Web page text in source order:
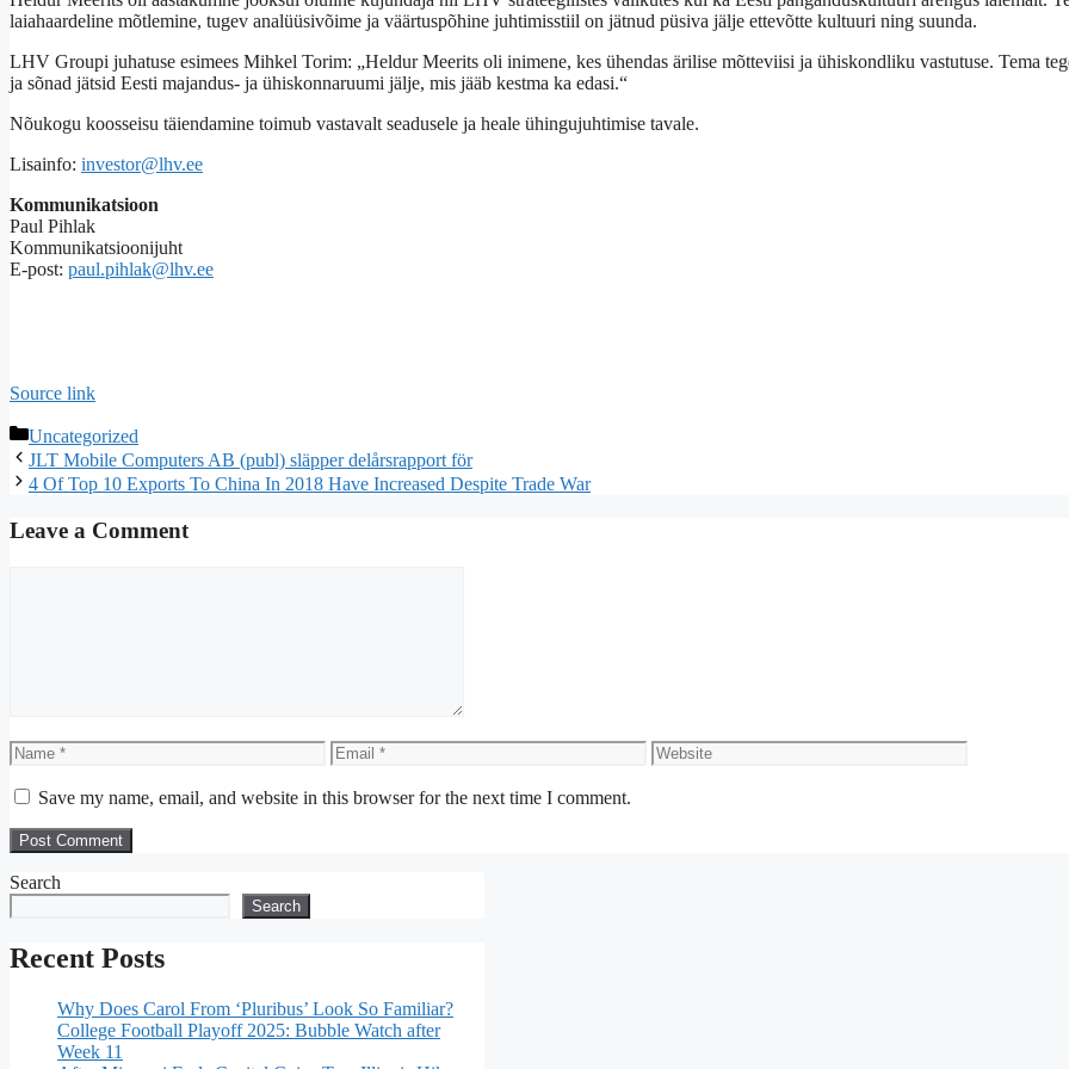
laiahaardeline mõtlemine, tugev analüüsivõime ja väärtuspõhine juhtimisstiil on jätnud püsiva jälje ettevõtte kultuuri ning suunda.
LHV Groupi juhatuse esimees Mihkel Torim: „Heldur Meerits oli inimene, kes ühendas ärilise mõtteviisi ja ühiskondliku vastutuse. Tema
ja sõnad jätsid Eesti majandus- ja ühiskonnaruumi jälje, mis jääb kestma ka edasi.“
Nõukogu koosseisu täiendamine toimub vastavalt seadusele ja heale ühingujuhtimise tavale.
Lisainfo: investor@lhv.ee
Kommunikatsioon
Paul Pihlak
Kommunikatsioonijuht
E-post: paul.pihlak@lhv.ee
Source link
Categories
Uncategorized
JLT Mobile Computers AB (publ) släpper delårsrapport för
4 Of Top 10 Exports To China In 2018 Have Increased Despite Trade War
Leave a Comment
Name Email Website
Save my name, email, and website in this browser for the next time I comment.
Search
Search
Recent Posts
Why Does Carol From ‘Pluribus’ Look So Familiar?
College Football Playoff 2025: Bubble Watch after
Week 11